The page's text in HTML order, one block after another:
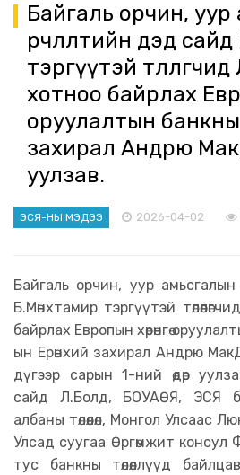
Байгаль орчин, уур
өөрчлөлтийн дэд
тэргүүтэй
хотноо байрлах
оруулалтын банкны
захирал Андрю
уулзав.
ЭСЯ-НЫ МЭДЭЭ 2026-04-02
Байгаль орчин, уур амьсгалын
Б.Мөнхтамир тэргүүтэй
байрлах Европын хөрөнгө
ын Ерөнхий захирал Андрю
дүгээр сарын 1-ний өдөр
сайд Л.Болд, БОУАӨЯ, ЭСЯ
албаны төлөөлөл, Монгол Улсаас
Улсад суугаа Өргөмжит
тус банкны төлөөллүүд